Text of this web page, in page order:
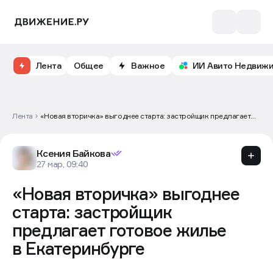
Лента Общее Важное ИИ Авито
Лента
«Новая вторичка» выгоднее старта: застройщик предлагает
Ксения Байкова
27 мар, 09:40
«Новая вторичка» выгоднее
старта: застройщик
предлагает готовое жилье
в Екатеринбурге